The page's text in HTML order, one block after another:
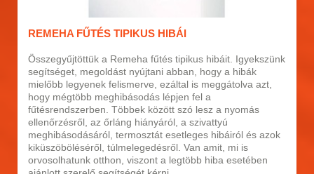
REMEHA FŰTÉS TIPIKUS HIBÁI
Összegyűjtöttük a Remeha fűtés tipikus hibáit. Igyekszünk
segítséget, megoldást nyújtani abban, hogy a hibák
mielőbb legyenek felismerve, ezáltal is meggátolva azt,
hogy mégtöbb meghibásodás lépjen fel a
fűtésrendszerben. Többek között szó lesz a nyomás
ellenőrzésről, az őrláng hiányáról, a szivattyú
meghibásodásáról, termosztát esetleges hibáiról és azok
kiküszöböléséről, túlmelegedésről. Van amit, mi is
orvosolhatunk otthon, viszont a legtöbb hiba esetében